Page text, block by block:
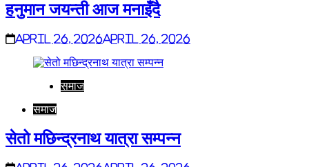
हनुमान जयन्ती आज मनाइँदै
April 26, 2026April 26, 2026
समाज
समाज
सेतो मछिन्द्रनाथ यात्रा सम्पन्न